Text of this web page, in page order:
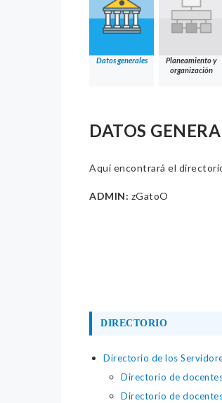
Datos generales
Planeamiento y
organización
DATOS
Aquí encontrará el
ADMIN: zGatoO
DIRECTORIO
Directorio de los
Directorio de
Directorio de